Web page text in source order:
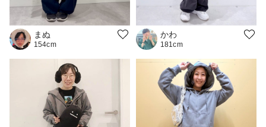
まぬ
154cm
かわ
181cm